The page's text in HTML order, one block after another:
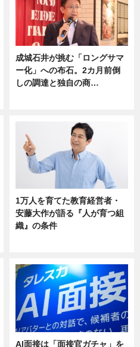
成城石井が挑む「ロングサマ
ー化」への布石。2カ月前倒
しの調達と独自の商…
1万人を育てた教育経営者・
安藤大作が語る『人が育つ組
織』の条件
AI面接は「面接官ガチャ」を